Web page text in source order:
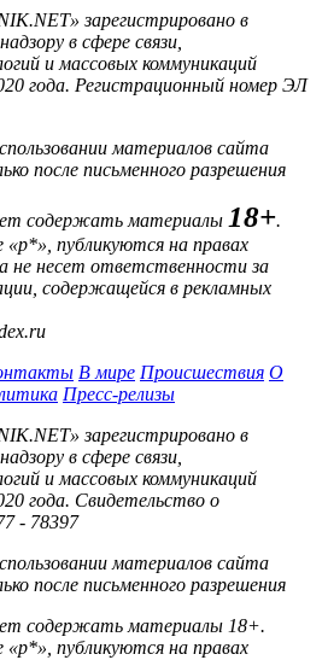
зарегистрировано в
в сфере связи,
и массовых коммуникаций
года. Регистрационный номер ЭЛ
материалов сайта
после письменного разрешения
содержать материалы 18+.
публикуются на правах
не несет ответственности за
содержащейся в рекламных
В мире Происшествия О
Пресс-релизы
зарегистрировано в
в сфере связи,
и массовых коммуникаций
года. Свидетельство о
- 78397
материалов сайта
после письменного разрешения
содержать материалы 18+.
публикуются на правах